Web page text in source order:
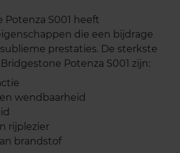
Potenza S001 heeft
die een bijdrage
prestaties. De sterkste
Potenza S001 zijn:
wendbaarheid
rijplezier
brandstof